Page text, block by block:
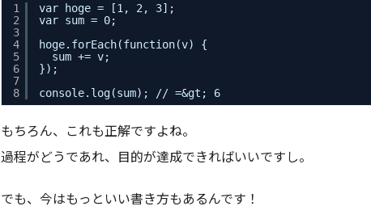
1
2
3
4
5
6
7
8
var hoge = [1, 2, 3];
var sum = 0;
hoge.forEach(function(v) {
sum += v;
});
console.log(sum); // =&gt; 6
もちろん、これも正解ですよね。
過程がどうであれ、目的が達成できればいいですし。
でも、今はもっといい書き方もあるんです！